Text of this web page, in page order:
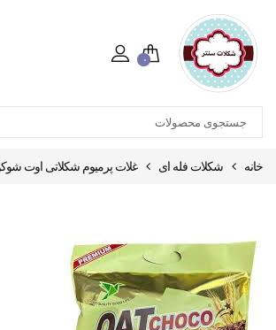
۰
خانه شکلات فله ای غلات پرمیوم شکلاتی اوت شوکو ۴۰۰